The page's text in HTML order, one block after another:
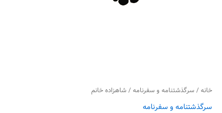
خانه/سرگذشتنامه و سفرنامه/ شاهزاده‌ خانم
سرگذشتنامه و سفرنامه